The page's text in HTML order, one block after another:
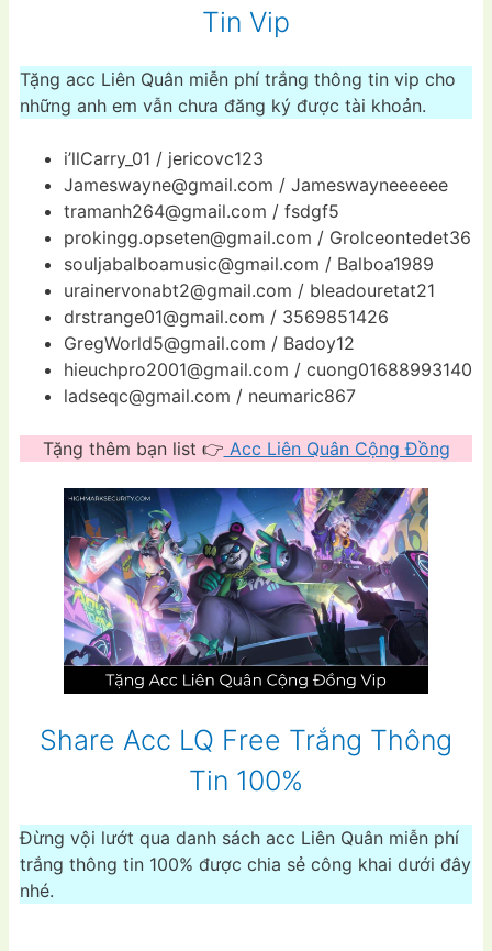
Tin Vip
Tặng acc Liên Quân miễn phí trắng thông tin vip cho
những anh em vẫn chưa đăng ký được tài khoản.
i’llCarry_01 / jericovc123
Jameswayne@gmail.com / Jameswayneeeeee
tramanh264@gmail.com / fsdgf5
prokingg.opseten@gmail.com / Grolceontedet36
souljabalboamusic@gmail.com / Balboa1989
urainervonabt2@gmail.com / bleadouretat21
drstrange01@gmail.com / 3569851426
GregWorld5@gmail.com / Badoy12
hieuchpro2001@gmail.com / cuong01688993140
ladseqc@gmail.com / neumaric867
Tặng thêm bạn list 👉 Acc Liên Quân Cộng Đồng
Share Acc LQ Free Trắng Thông
Tin 100%
Đừng vội lướt qua danh sách acc Liên Quân miễn phí
trắng thông tin 100% được chia sẻ công khai dưới đây
nhé.